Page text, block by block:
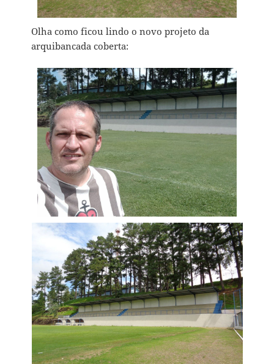
Olha como ficou lindo o novo projeto da
arquibancada coberta: